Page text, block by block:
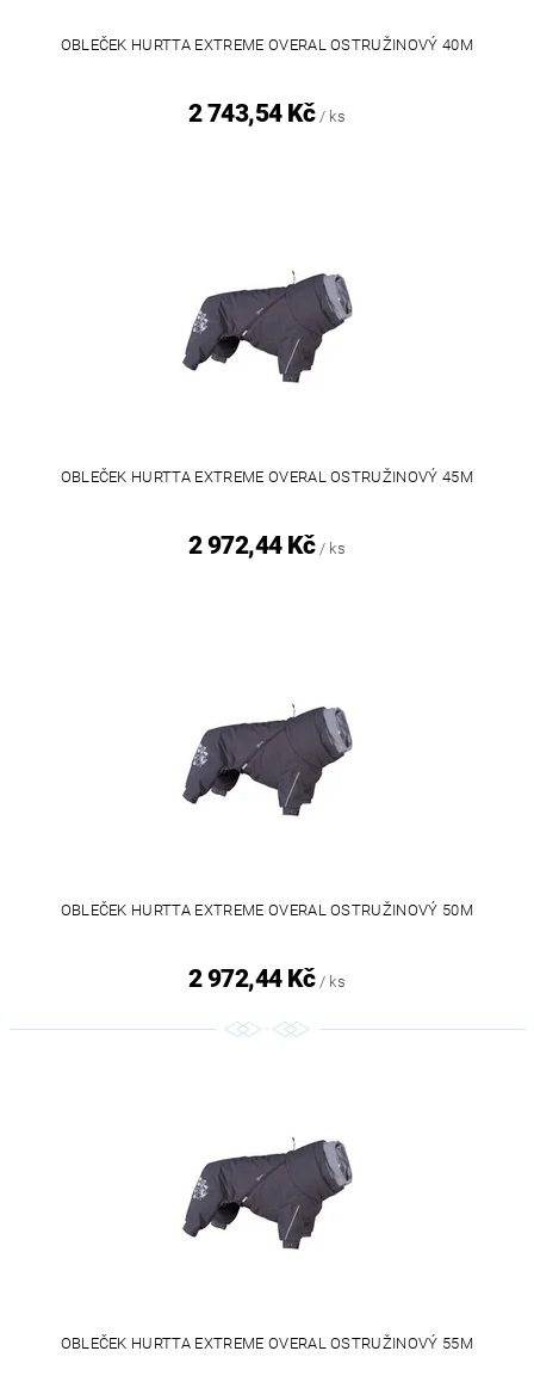
OBLEČEK HURTTA EXTREME OVERAL OSTRUŽINOVÝ 40M
2 743,54 Kč / ks
OBLEČEK HURTTA EXTREME OVERAL OSTRUŽINOVÝ 45M
2 972,44 Kč / ks
OBLEČEK HURTTA EXTREME OVERAL OSTRUŽINOVÝ 50M
2 972,44 Kč / ks
OBLEČEK HURTTA EXTREME OVERAL OSTRUŽINOVÝ 55M